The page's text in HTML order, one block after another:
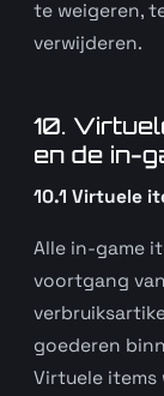
te weigeren,
verwijderen.
10.
en de in-
10.1 Virtuele
Alle in-game
voortgang
goederen
Virtuele items